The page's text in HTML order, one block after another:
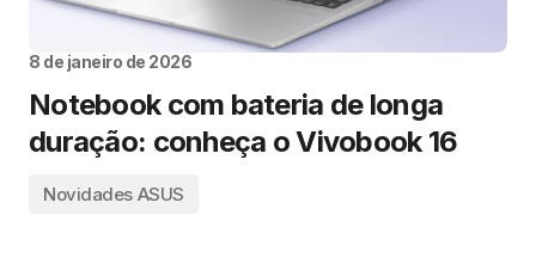
8 de janeiro de 2026
Notebook com bateria de longa
duração: conheça o Vivobook 16
Novidades ASUS